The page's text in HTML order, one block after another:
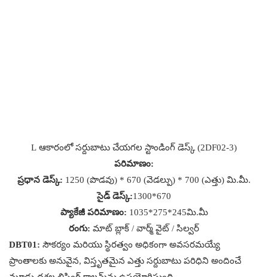
L ఆకారంలో సర్దుబాటు చేయగల స్టాండింగ్ డెస్క్ (2DF02-3)
పరిమాణం:
ప్రధాన డెస్క్: 1250 (పొడవు) * 670 (వెడల్పు) * 700 (ఎత్తు) మి.మీ.
సైడ్ డెస్క్:1300*670
ప్యాకేజీ పరిమాణం: 1035*275*245మి.మీ
రంగు: మాట్ బ్లాక్ / వార్మ్ వైట్ / సిల్వర్
DBT01: సౌకర్యం మరియు స్థిరత్వం అధికంగా అవసరమయ్యే
ప్రాంతాలకు అనువైన, విస్తృతమైన ఎత్తు సర్దుబాటు పరిధిని అందించే